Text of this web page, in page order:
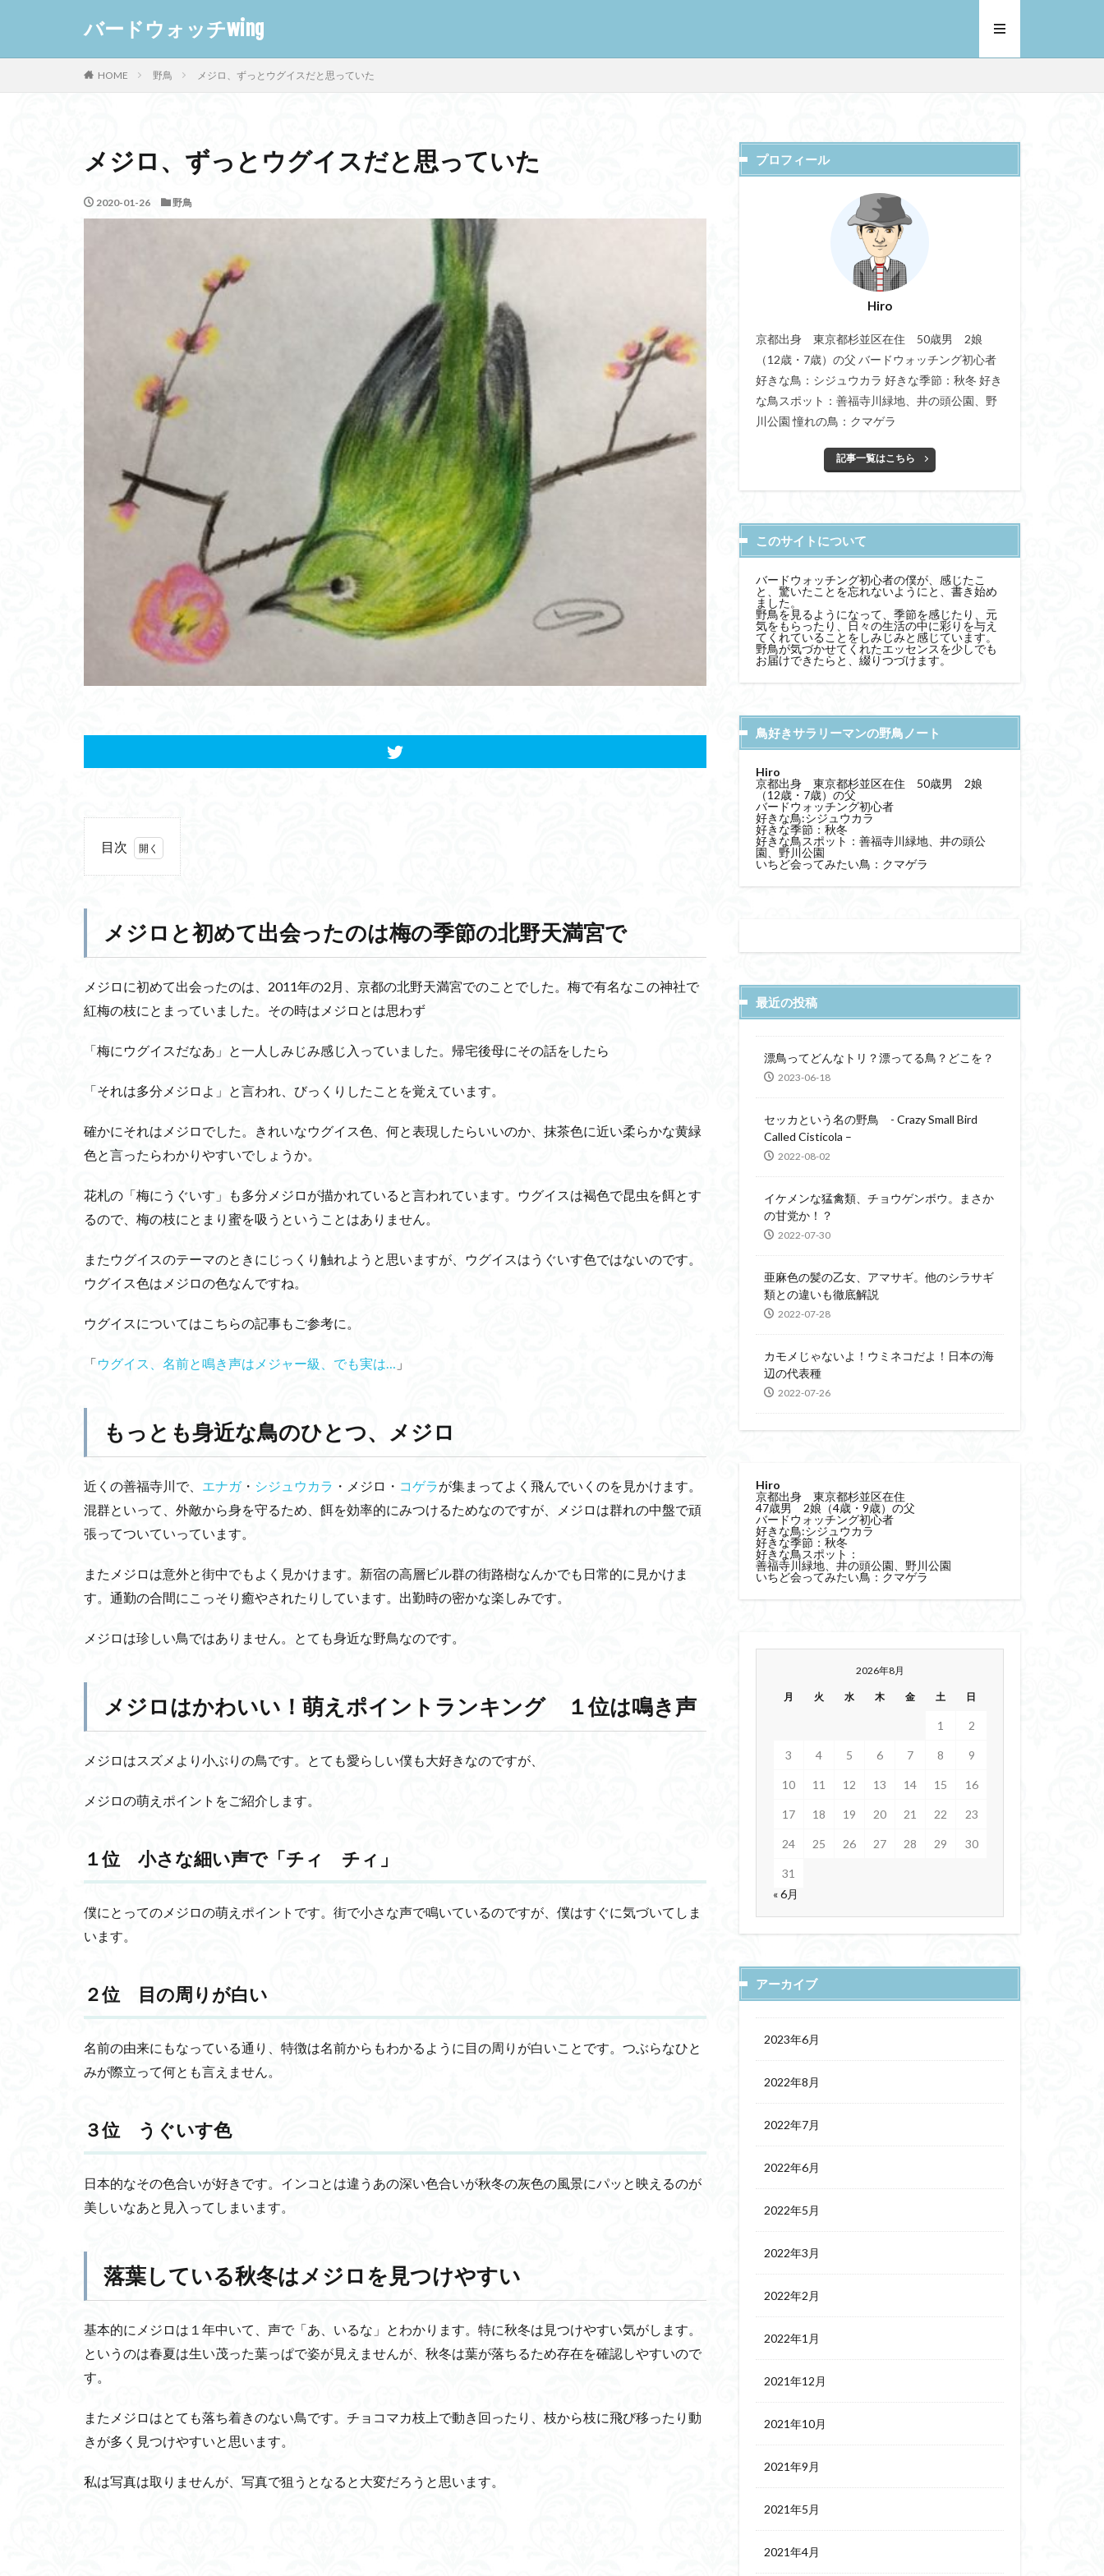
バードウォッチwing
HOME 野鳥 メジロ、ずっとウグイスだと思っていた
メジロ、ずっとウグイスだと思っていた
2020-01-26 野鳥
目次
と
初
て
出
っ
た
は
の
季
節
北
野
満
宮
で
もっ
身近
つ、
メジ
メジ
ロは
い
い！
萌え
ント
１位
3.1
位
い声
で
ィ
チ
ィ」
２
周り
が白
い
３
いす
葉
し
る
秋
は
ジ
ロ
を
つ
メジロと初めて出会ったのは梅の季節の北野天満宮で
メジロに初めて出会ったのは、2011年の2月、京都の北野天満宮でのことでした。梅で有名なこの神社で
紅梅の枝にとまっていました。その時はメジロとは思わず
「梅にウグイスだなあ」と一人しみじみ感じ入っていました。帰宅後母にその話をしたら
「それは多分メジロよ」と言われ、びっくりしたことを覚えています。
確かにそれはメジロでした。きれいなウグイス色、何と表現したらいいのか、抹茶色に近い柔らかな黄緑
色と言ったらわかりやすいでしょうか。
花札の「梅にうぐいす」も多分メジロが描かれていると言われています。ウグイスは褐色で昆虫を餌とす
るので、梅の枝にとまり蜜を吸うということはありません。
またウグイスのテーマのときにじっくり触れようと思いますが、ウグイスはうぐいす色ではないのです。
ウグイス色はメジロの色なんですね。
ウグイスについてはこちらの記事もご参考に。
「ウグイス、名前と鳴き声はメジャー級、でも実は… 」
もっとも身近な鳥のひとつ、メジロ
近くの善福寺川で、 エナガ・ シジュウカラ ・メジロ・ コゲラが集まってよく飛んでいくのを見かけます。
混群といって、外敵から身を守るため、餌を効率的にみつけるためなのですが、メジロは群れの中盤で頑
張ってついていっています。
またメジロは意外と街中でもよく見かけます。新宿の高層ビル群の街路樹なんかでも日常的に見かけま
す。通勤の合間にこっそり癒やされたりしています。出勤時の密かな楽しみです。
メジロは珍しい鳥ではありません。とても身近な野鳥なのです。
メジロはかわいい！萌えポイントランキング １位は鳴き声
メジロはスズメより小ぶりの鳥です。とても愛らしい僕も大好きなのですが、
メジロの萌えポイントをご紹介します。
１位 小さな細い声で「チィ チィ」
僕にとってのメジロの萌えポイントです。街で小さな声で鳴いているのですが、僕はすぐに気づいてしま
います。
２位 目の周りが白い
名前の由来にもなっている通り、特徴は名前からもわかるように目の周りが白いことです。つぶらなひと
みが際立って何とも言えません。
３位 うぐいす色
日本的なその色合いが好きです。インコとは違うあの深い色合いが秋冬の灰色の風景にパッと映えるのが
美しいなあと見入ってしまいます。
落葉している秋冬はメジロを見つけやすい
基本的にメジロは１年中いて、声で「あ、いるな」とわかります。特に秋冬は見つけやすい気がします。
というのは春夏は生い茂った葉っぱで姿が見えませんが、秋冬は葉が落ちるため存在を確認しやすいので
す。
またメジロはとても落ち着きのない鳥です。チョコマカ枝上で動き回ったり、枝から枝に飛び移ったり動
きが多く見つけやすいと思います。
私は写真は取りませんが、写真で狙うとなると大変だろうと思います。
プロフィール
Hiro
京都出身 東京都杉並区在住 50歳男 2娘
（12歳・7歳）の父 バードウォッチング初心者
好きな鳥：シジュウカラ 好きな季節：秋冬 好き
な鳥スポット：善福寺川緑地、井の頭公園、野
川公園 憧れの鳥：クマゲラ
記事一覧はこちら
このサイトについて
バードウォッチング初心者の僕が、感じたこ
と、驚いたことを忘れないようにと、書き始め
ました。
野鳥を見るようになって、季節を感じたり、元
気をもらったり、日々の生活の中に彩りを与え
てくれていることをしみじみと感じています。
野鳥が気づかせてくれたエッセンスを少しでも
お届けできたらと、綴りつづけます。
鳥好きサラリーマンの野鳥ノート
Hiro
京都出身 東京都杉並区在住 50歳男 2娘
（12歳・7歳）の父
バードウォッチング初心者
好きな鳥:シジュウカラ
好きな季節：秋冬
好きな鳥スポット：善福寺川緑地、井の頭公
園、野川公園
いちど会ってみたい鳥：クマゲラ
最近の投稿
漂鳥ってどんなトリ？漂ってる鳥？どこを？
2023-06-18
セッカという名の野鳥 - Crazy Small Bird
Called Cisticola –
2022-08-02
イケメンな猛禽類、チョウゲンボウ。まさか
の甘党か！？
2022-07-30
亜麻色の髪の乙女、アマサギ。他のシラサギ
類との違いも徹底解説
2022-07-28
カモメじゃないよ！ウミネコだよ！日本の海
辺の代表種
2022-07-26
Hiro
京都出身 東京都杉並区在住
47歳男 2娘（4歳・9歳）の父
バードウォッチング初心者
好きな鳥:シジュウカラ
好きな季節：秋冬
好きな鳥スポット：
善福寺川緑地、井の頭公園、野川公園
いちど会ってみたい鳥：クマゲラ
2026年8月
月 火 水 木 金 土 日
1 2
3 4 5 6 7 8 9
10 11 12 13 14 15 16
17 18 19 20 21 22 23
24 25 26 27 28 29 30
31
« 6月
アーカイブ
2023年6月
2022年8月
2022年7月
2022年6月
2022年5月
2022年3月
2022年2月
2022年1月
2021年12月
2021年10月
2021年9月
2021年5月
2021年4月